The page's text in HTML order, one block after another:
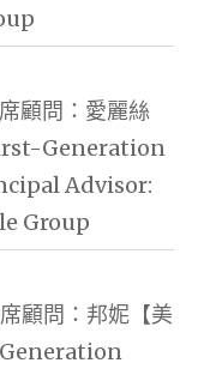
顧問：愛麗絲
Generation
Advisor:
Group
顧問：邦妮【美